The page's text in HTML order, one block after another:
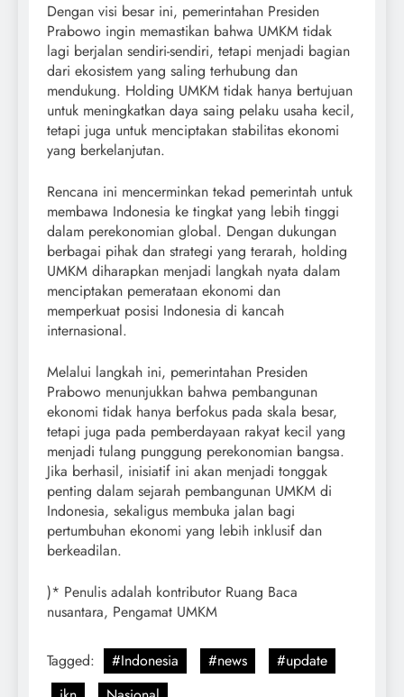
Dengan visi besar ini, pemerintahan Presiden
Prabowo ingin memastikan bahwa UMKM tidak
lagi berjalan sendiri-sendiri, tetapi menjadi bagian
dari ekosistem yang saling terhubung dan
mendukung. Holding UMKM tidak hanya bertujuan
untuk meningkatkan daya saing pelaku usaha kecil,
tetapi juga untuk menciptakan stabilitas ekonomi
yang berkelanjutan.
Rencana ini mencerminkan tekad pemerintah untuk
membawa Indonesia ke tingkat yang lebih tinggi
dalam perekonomian global. Dengan dukungan
berbagai pihak dan strategi yang terarah, holding
UMKM diharapkan menjadi langkah nyata dalam
menciptakan pemerataan ekonomi dan
memperkuat posisi Indonesia di kancah
internasional.
Melalui langkah ini, pemerintahan Presiden
Prabowo menunjukkan bahwa pembangunan
ekonomi tidak hanya berfokus pada skala besar,
tetapi juga pada pemberdayaan rakyat kecil yang
menjadi tulang punggung perekonomian bangsa.
Jika berhasil, inisiatif ini akan menjadi tonggak
penting dalam sejarah pembangunan UMKM di
Indonesia, sekaligus membuka jalan bagi
pertumbuhan ekonomi yang lebih inklusif dan
berkeadilan.
)* Penulis adalah kontributor Ruang Baca
nusantara, Pengamat UMKM
Tagged: #Indonesia #news
#update